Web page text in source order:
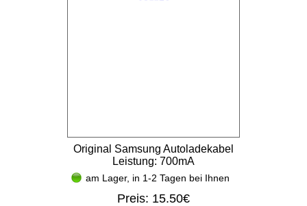
Original Samsung Autoladekabel
Leistung: 700mA
am Lager, in 1-2 Tagen bei Ihnen
Preis: 15.50€